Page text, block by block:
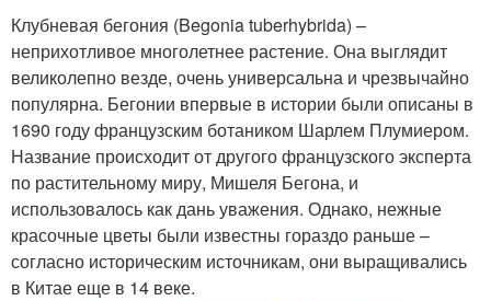
Клубневая бегония (Begonia tuberhybrida) –
неприхотливое многолетнее растение. Она выглядит
великолепно везде, очень универсальна и чрезвычайно
популярна. Бегонии впервые в истории были описаны в
1690 году французским ботаником Шарлем Плумиером.
Название происходит от другого французского эксперта
по растительному миру, Мишеля Бегона, и
использовалось как дань уважения. Однако, нежные
красочные цветы были известны гораздо раньше –
согласно историческим источникам, они выращивались
в Китае еще в 14 веке.